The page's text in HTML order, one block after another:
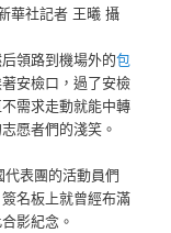
華社記者 王曦 攝
領路到機場外的包
安檢口，過了安檢
需求走動就能中轉
愿者們的淺笑。
表團的活動員們
名板上就曾經布滿
影紀念。